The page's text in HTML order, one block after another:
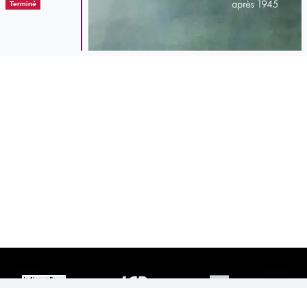
Terminé